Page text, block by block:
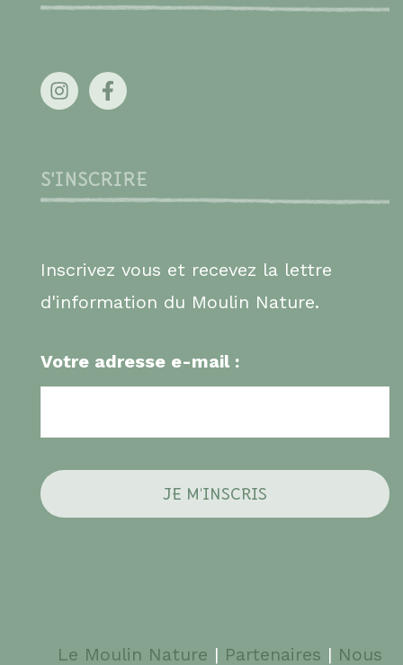
S'INSCRIRE
Inscrivez vous et recevez la lettre
d'information du Moulin Nature.
Votre adresse e-mail :
Le Moulin Nature | Partenaires | Nous